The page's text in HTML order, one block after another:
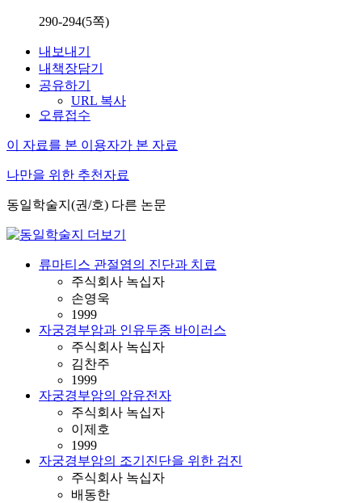
290-294(5쪽)
내보내기
내책장담기
공유하기
URL 복사
오류접수
이 자료를 본 이용자가 본 자료
나만을 위한 추천자료
동일학술지(권/호) 다른 논문
류마티스 관절염의 진단과 치료
주식회사 녹십자
손영욱
1999
자궁경부암과 인유두종 바이러스
주식회사 녹십자
김찬주
1999
자궁경부암의 암유전자
주식회사 녹십자
이제호
1999
자궁경부암의 조기진단을 위한 검진
주식회사 녹십자
배동한